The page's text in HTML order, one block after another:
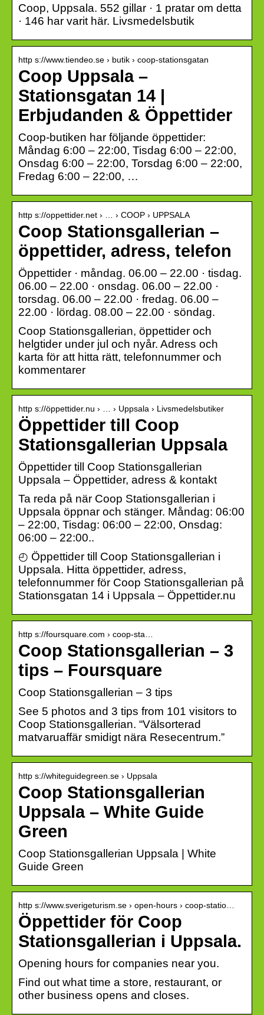
Coop, Uppsala. 552 gillar · 1 pratar om detta
· 146 har varit här. Livsmedelsbutik
http s://www.tiendeo.se › butik › coop-stationsgatan
Coop Uppsala –
Stationsgatan 14 |
Erbjudanden & Öppettider
Coop-butiken har följande öppettider:
Måndag 6:00 – 22:00, Tisdag 6:00 – 22:00,
Onsdag 6:00 – 22:00, Torsdag 6:00 – 22:00,
Fredag 6:00 – 22:00, …
http s://oppettider.net › … › COOP › UPPSALA
Coop Stationsgallerian –
öppettider, adress, telefon
Öppettider · måndag. 06.00 – 22.00 · tisdag.
06.00 – 22.00 · onsdag. 06.00 – 22.00 ·
torsdag. 06.00 – 22.00 · fredag. 06.00 –
22.00 · lördag. 08.00 – 22.00 · söndag.
Coop Stationsgallerian, öppettider och
helgtider under jul och nyår. Adress och
karta för att hitta rätt, telefonnummer och
kommentarer
http s://öppettider.nu › … › Uppsala › Livsmedelsbutiker
Öppettider till Coop
Stationsgallerian Uppsala
Öppettider till Coop Stationsgallerian
Uppsala – Öppettider, adress & kontakt
Ta reda på när Coop Stationsgallerian i
Uppsala öppnar och stänger. Måndag: 06:00
– 22:00, Tisdag: 06:00 – 22:00, Onsdag:
06:00 – 22:00..
◴ Öppettider till Coop Stationsgallerian i
Uppsala. Hitta öppettider, adress,
telefonnummer för Coop Stationsgallerian på
Stationsgatan 14 i Uppsala – Öppettider.nu
http s://foursquare.com › coop-sta…
Coop Stationsgallerian – 3
tips – Foursquare
Coop Stationsgallerian – 3 tips
See 5 photos and 3 tips from 101 visitors to
Coop Stationsgallerian. “Välsorterad
matvaruaffär smidigt nära Resecentrum.”
http s://whiteguidegreen.se › Uppsala
Coop Stationsgallerian
Uppsala – White Guide
Green
Coop Stationsgallerian Uppsala | White
Guide Green
http s://www.sverigeturism.se › open-hours › coop-statio…
Öppettider för Coop
Stationsgallerian i Uppsala.
Opening hours for companies near you.
Find out what time a store, restaurant, or
other business opens and closes.